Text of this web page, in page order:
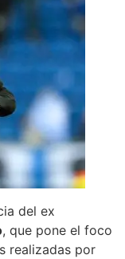
del ex
, que pone el foco
realizadas por